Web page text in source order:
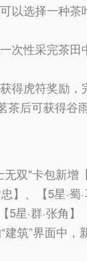
选择一种茶
性采完茶田
虎符奖励，
茶后可获得谷
"卡包新增【
】、【5星·蜀
5星·群·张角】
筑”界面中，